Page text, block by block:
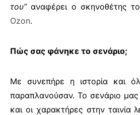
του”αναφέρει ο σκηνοθέτης
Ozon.
Πώς σας φάνηκε το σενάριο;
Με συνεπήρε η ιστορία και
παραπλανούσαν. Το σενάριο
και οι χαρακτήρες στην ταινία